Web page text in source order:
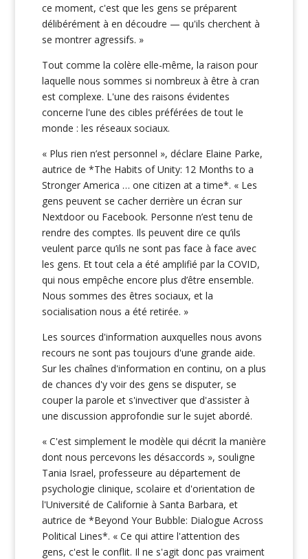
ce moment, c'est que les gens se préparent
délibérément à en découdre — qu'ils cherchent à
se montrer agressifs. »
Tout comme la colère elle-même, la raison pour
laquelle nous sommes si nombreux à être à cran
est complexe. L'une des raisons évidentes
concerne l'une des cibles préférées de tout le
monde : les réseaux sociaux.
« Plus rien n’est personnel », déclare Elaine Parke,
autrice de *The Habits of Unity: 12 Months to a
Stronger America … one citizen at a time*. « Les
gens peuvent se cacher derrière un écran sur
Nextdoor ou Facebook. Personne n’est tenu de
rendre des comptes. Ils peuvent dire ce qu’ils
veulent parce qu’ils ne sont pas face à face avec
les gens. Et tout cela a été amplifié par la COVID,
qui nous empêche encore plus d’être ensemble.
Nous sommes des êtres sociaux, et la
socialisation nous a été retirée. »
Les sources d'information auxquelles nous avons
recours ne sont pas toujours d'une grande aide.
Sur les chaînes d'information en continu, on a plus
de chances d'y voir des gens se disputer, se
couper la parole et s'invectiver que d'assister à
une discussion approfondie sur le sujet abordé.
« C'est simplement le modèle qui décrit la manière
dont nous percevons les désaccords », souligne
Tania Israel, professeure au département de
psychologie clinique, scolaire et d'orientation de
l'Université de Californie à Santa Barbara, et
autrice de *Beyond Your Bubble: Dialogue Across
Political Lines*. « Ce qui attire l'attention des
gens, c'est le conflit. Il ne s'agit donc pas vraiment